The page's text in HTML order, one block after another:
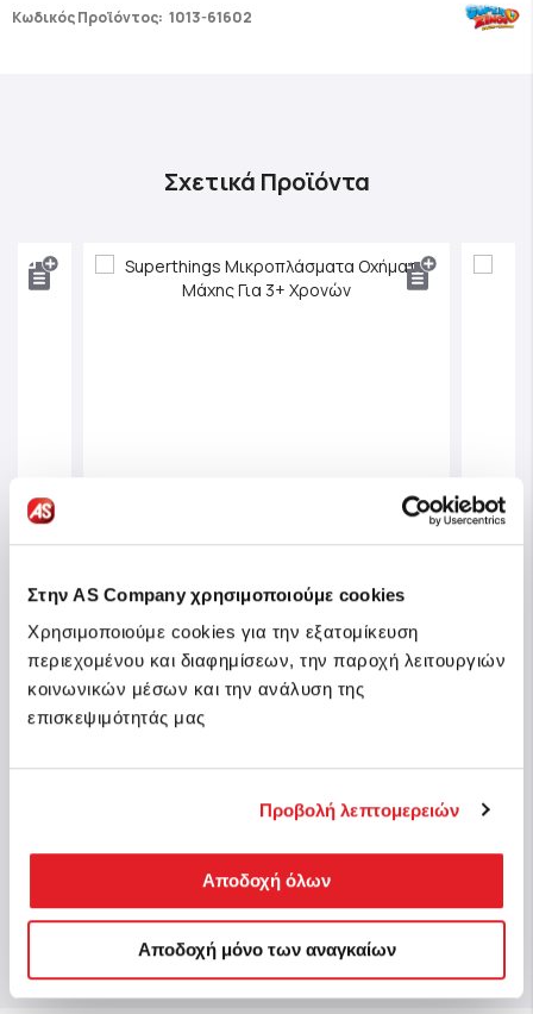
Στην AS Company χρησιμοποιούμε cookies
Χρησιμοποιούμε cookies για την εξατομίκευση
περιεχομένου και διαφημίσεων, την παροχή λειτουργιών
κοινωνικών μέσων και την ανάλυση της
επισκεψιμότητάς μας
Προβολή λεπτομερειών
Αποδοχή όλων
Αποδοχή μόνο των αναγκαίων
Κωδικός Προϊόντος: 1013-61602
Σχετικά Προϊόντα
Superthings Μικροπλάσματα
Οχήματα Μάχης Για 3+ Χρονών